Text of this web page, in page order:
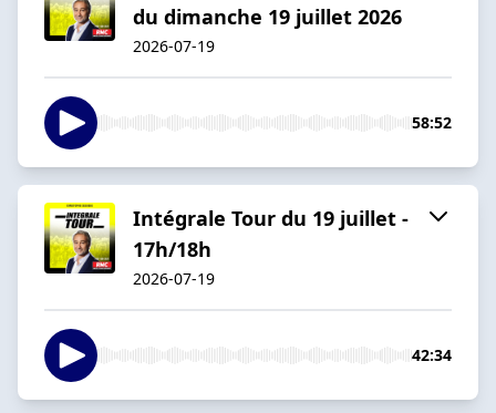
du dimanche 19 juillet 2026
2026-07-19
58:52
Intégrale Tour du 19 juillet -
17h/18h
2026-07-19
42:34